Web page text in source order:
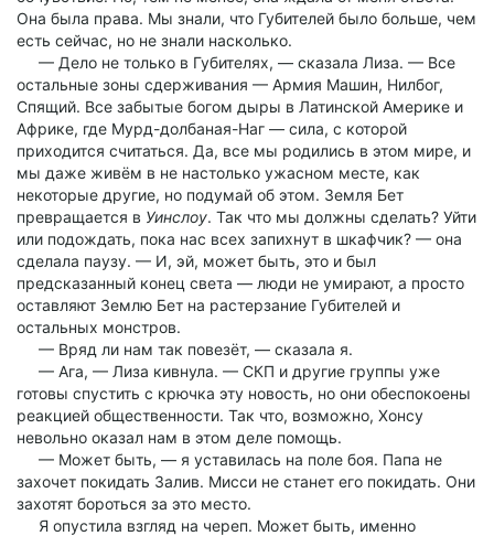
Она была права. Мы знали, что Губителей было больше, чем
есть сейчас, но не знали насколько.
— Дело не только в Губителях, — сказала Лиза. — Все
остальные зоны сдерживания — Армия Машин, Нилбог,
Спящий. Все забытые богом дыры в Латинской Америке и
Африке, где Мурд-долбаная-Наг — сила, с которой
приходится считаться. Да, все мы родились в этом мире, и
мы даже живём в не настолько ужасном месте, как
некоторые другие, но подумай об этом. Земля Бет
превращается в Уинслоу. Так что мы должны сделать? Уйти
или подождать, пока нас всех запихнут в шкафчик? — она
сделала паузу. — И, эй, может быть, это и был
предсказанный конец света — люди не умирают, а просто
оставляют Землю Бет на растерзание Губителей и
остальных монстров.
— Вряд ли нам так повезёт, — сказала я.
— Ага, — Лиза кивнула. — СКП и другие группы уже
готовы спустить с крючка эту новость, но они обеспокоены
реакцией общественности. Так что, возможно, Хонсу
невольно оказал нам в этом деле помощь.
— Может быть, — я уставилась на поле боя. Папа не
захочет покидать Залив. Мисси не станет его покидать. Они
захотят бороться за это место.
Я опустила взгляд на череп. Может быть, именно